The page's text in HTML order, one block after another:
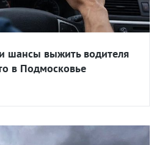
шансы выжить водителя
в Подмосковье